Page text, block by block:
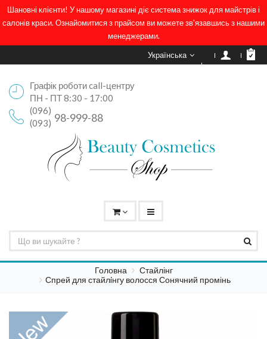
Шановні клієнти! У нашому магазині діє система знижок для майстрів і
салонів краси. Ознайомитися з прайсом ви можете зв'язавшись з нашими
менеджерами.
Українська
Графік роботи call-центру
ПН - ПТ 8:30 - 17:00
(096)
98-999-88
(093)
Головна
Стайлінг
Спрей для стайлiнгу волосся Сонячний промінь